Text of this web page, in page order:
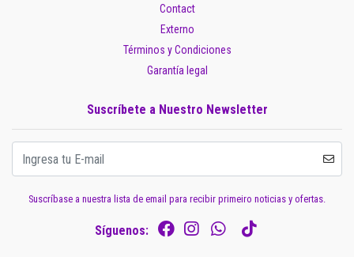
Contact
Externo
Términos y Condiciones
Garantía legal
Suscríbete a Nuestro Newsletter
Suscríbase a nuestra lista de email para recibir primeiro noticias y ofertas.
Síguenos: